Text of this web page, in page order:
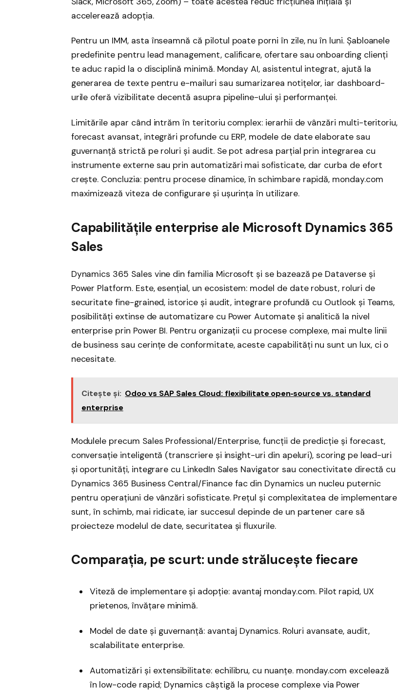
accelerează adopția.
Pentru un IMM, asta înseamnă că pilotul poate porni în zile, nu în luni. Șabloanele
predefinite pentru lead management, calificare, ofertare sau onboarding clienți
te aduc rapid la o disciplină minimă. Monday AI, asistentul integrat, ajută la
generarea de texte pentru e-mailuri sau sumarizarea notițelor, iar dashboard-
urile oferă vizibilitate decentă asupra pipeline-ului și performanței.
Limitările apar când intrăm în teritoriu complex: ierarhii de vânzări multi-teritoriu,
forecast avansat, integrări profunde cu ERP, modele de date elaborate sau
guvernanță strictă pe roluri și audit. Se pot adresa parțial prin integrarea cu
instrumente externe sau prin automatizări mai sofisticate, dar curba de efort
crește. Concluzia: pentru procese dinamice, în schimbare rapidă, monday.com
maximizează viteza de configurare și ușurința în utilizare.
Capabilitățile enterprise ale Microsoft Dynamics 365
Sales
Dynamics 365 Sales vine din familia Microsoft și se bazează pe Dataverse și
Power Platform. Este, esențial, un ecosistem: model de date robust, roluri de
securitate fine-grained, istorice și audit, integrare profundă cu Outlook și Teams,
posibilități extinse de automatizare cu Power Automate și analitică la nivel
enterprise prin Power BI. Pentru organizații cu procese complexe, mai multe linii
de business sau cerințe de conformitate, aceste capabilități nu sunt un lux, ci o
necesitate.
Citește și: Odoo vs SAP Sales Cloud: flexibilitate open‑source vs. standard
enterprise
Modulele precum Sales Professional/Enterprise, funcții de predicție și forecast,
conversație inteligentă (transcriere și insight-uri din apeluri), scoring pe lead-uri
și oportunități, integrare cu LinkedIn Sales Navigator sau conectivitate directă cu
Dynamics 365 Business Central/Finance fac din Dynamics un nucleu puternic
pentru operațiuni de vânzări sofisticate. Prețul și complexitatea de implementare
sunt, în schimb, mai ridicate, iar succesul depinde de un partener care să
proiecteze modelul de date, securitatea și fluxurile.
Comparația, pe scurt: unde strălucește fiecare
Viteză de implementare și adopție: avantaj monday.com. Pilot rapid, UX
prietenos, învățare minimă.
Model de date și guvernanță: avantaj Dynamics. Roluri avansate, audit,
scalabilitate enterprise.
Automatizări și extensibilitate: echilibru, cu nuanțe. monday.com excelează
în low-code rapid; Dynamics câștigă la procese complexe via Power